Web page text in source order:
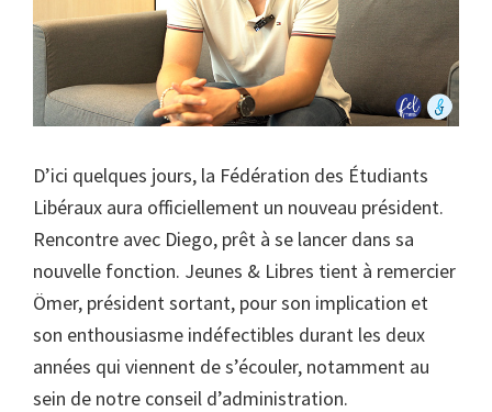
D’ici quelques jours, la Fédération des Étudiants
Libéraux aura officiellement un nouveau président.
Rencontre avec Diego, prêt à se lancer dans sa
nouvelle fonction. Jeunes & Libres tient à remercier
Ömer, président sortant, pour son implication et
son enthousiasme indéfectibles durant les deux
années qui viennent de s’écouler, notamment au
sein de notre conseil d’administration.